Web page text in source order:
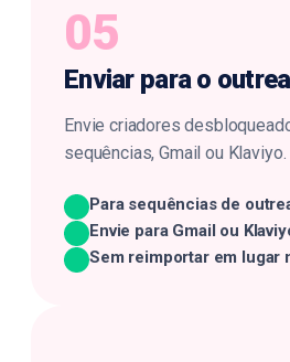
05
Enviar para o
Envie criadores
sequências, Gmail ou Klaviyo.
Para sequências de
Envie para Gmail ou
Sem reimportar em lugar